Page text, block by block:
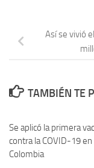
Así se vivió
TAMBIÉN TE
Se aplicó la primera
contra la COVID-19 en
Colombia